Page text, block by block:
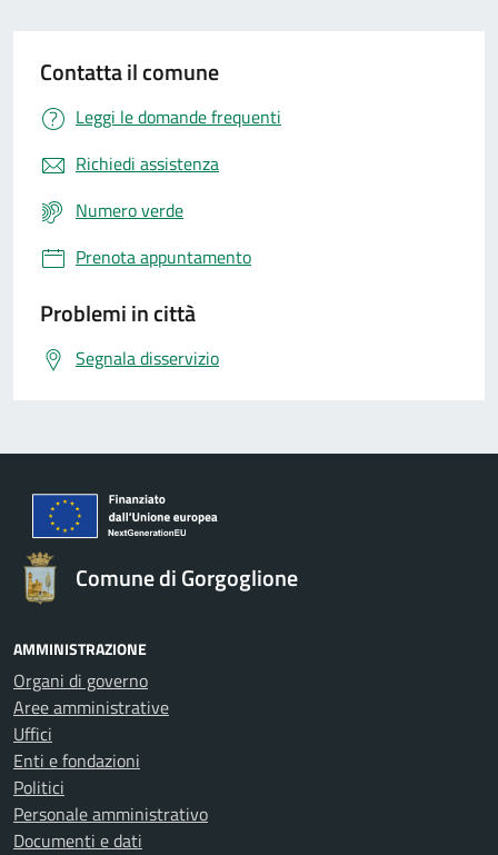
Contatta il comune
Leggi le domande frequenti
Richiedi assistenza
Numero verde
Prenota appuntamento
Problemi in città
Segnala disservizio
Comune di Gorgoglione
AMMINISTRAZIONE
Organi di governo
Aree amministrative
Uffici
Enti e fondazioni
Politici
Personale amministrativo
Documenti e dati